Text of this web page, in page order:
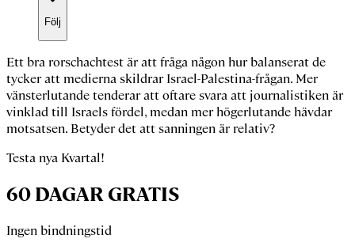
Följ
Ett bra rorschachtestär att fråga någon hur balanserat de
tycker att medierna skildrar Israel-Palestina-frågan. Mer
vänsterlutande tenderar att oftare svara att journalistiken är
vinklad till Israels fördel, medan mer högerlutande hävdar
motsatsen. Betyder det att sanningen är relativ?
Testa nya Kvartal!
60 DAGAR GRATIS
Ingen bindningstid